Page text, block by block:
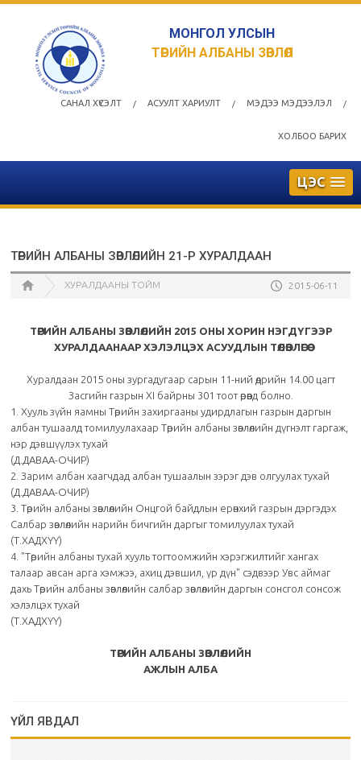
МОНГОЛ УЛСЫН
ТӨРИЙН АЛБАНЫ ЗӨВЛӨЛ
САНАЛ ХҮСЭЛТ / АСУУЛТ ХАРИУЛТ / МЭДЭЭ МЭДЭЭЛЭЛ /
ХОЛБОО БАРИХ
ЦЭС
ТӨРИЙН АЛБАНЫ ЗӨВЛӨЛИЙН 21-Р ХУРАЛДААН
ХУРАЛДААНЫ ТОЙМ 2015-06-11
ТӨРИЙН АЛБАНЫ ЗӨВЛӨЛИЙН 2015 ОНЫ ХОРИН НЭГДҮГЭЭР
ХУРАЛДААНААР ХЭЛЭЛЦЭХ АСУУДЛЫН ТӨЛӨВЛӨГӨӨ
Хуралдаан 2015 оны зургадугаар сарын 11-ний өдрийн 14.00 цагт
Засгийн газрын ХI байрны 301 тоот өрөөнд болно.
1. Хууль зүйн яамны Төрийн захиргааны удирдлагын газрын даргын
албан тушаалд томилуулахаар Төрийн албаны зөвлөлийн дүгнэлт гаргаж,
нэр дэвшүүлэх тухай
(Д.ДАВАА-ОЧИР)
2. Зарим албан хаагчдад албан тушаалын зэрэг дэв олгуулах тухай
(Д.ДАВАА-ОЧИР)
3. Төрийн албаны зөвлөлийн Онцгой байдлын ерөнхий газрын дэргэдэх
Салбар зөвлөлийн нарийн бичгийн даргыг томилуулах тухай
(Т.ХАДХҮҮ)
4. "Төрийн албаны тухай хууль тогтоомжийн хэрэгжилтийг хангах
талаар авсан арга хэмжээ, ахиц дэвшил, үр дүн" сэдвээр Увс аймаг
дахь Төрийн албаны зөвлөлийн салбар зөвлөлийн даргын сонсгол сонсож
хэлэлцэх тухай
(Т.ХАДХҮҮ)
ТӨРИЙН АЛБАНЫ ЗӨВЛӨЛИЙН
АЖЛЫН АЛБА
ҮЙЛ ЯВДАЛ